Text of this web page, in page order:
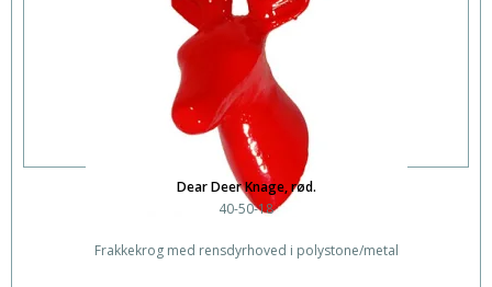
Dear Deer Knage, rød.
40-50-18
Frakkekrog med rensdyrhoved i polystone/metal